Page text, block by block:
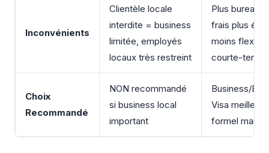
Inconvénients
Clientèle locale
interdite = business
limitée, employés
locaux très restreint
Plus
frais plus
moins
courte-terme
Choix
Recommandé
NON recommandé
si business local
important
Business/
Visa meilleur
formel mais